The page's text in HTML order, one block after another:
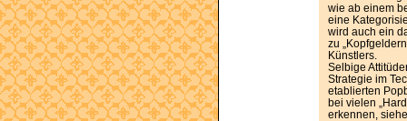
wie ab einem
eine
wird auch ein
zu
Künstlers.
Selbige
Strategie im
etablierten
bei vielen
erkennen,